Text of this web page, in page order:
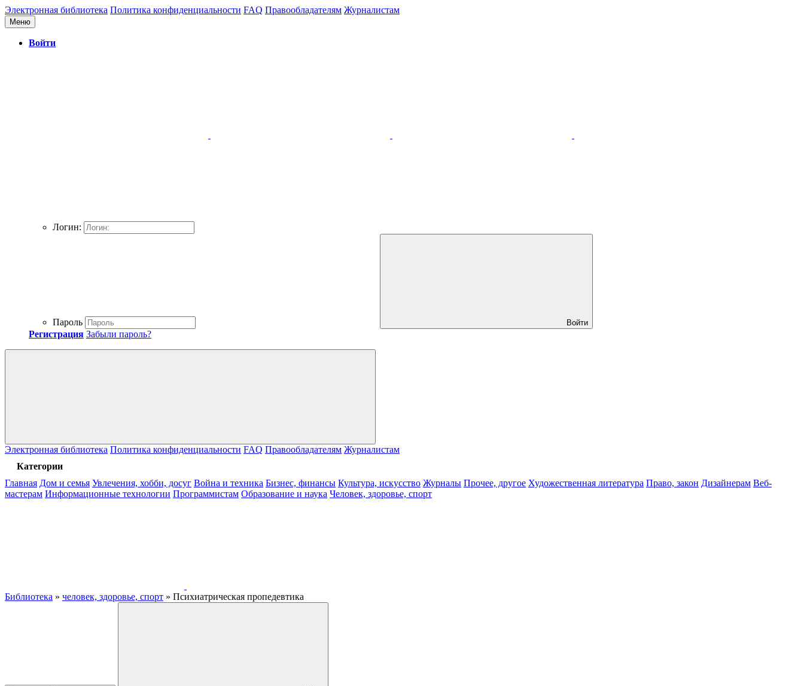
Электронная библиотека Политика конфиденциальности FAQ Правообладателям Журналистам
Меню
Войти
Логин:
Пароль Войти
Регистрация Забыли пароль?
Электронная библиотека Политика конфиденциальности FAQ Правообладателям Журналистам
Категории
Главная Дом и семья Увлечения, хобби, досуг Война и техника Бизнес, финансы Культура, искусство Журналы Прочее, другое Художественная литература Право, закон Дизайнерам Веб-
мастерам Информационные технологии Программистам Образование и наука Человек, здоровье, спорт
Библиотека » человек, здоровье, спорт » Психиатрическая пропедевтика